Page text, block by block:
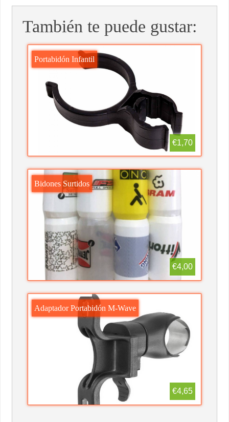
También te puede gustar:
Portabidón Infantil
€1,70
Bidones Surtidos
€4,00
Adaptador Portabidón M-Wave
€4,65